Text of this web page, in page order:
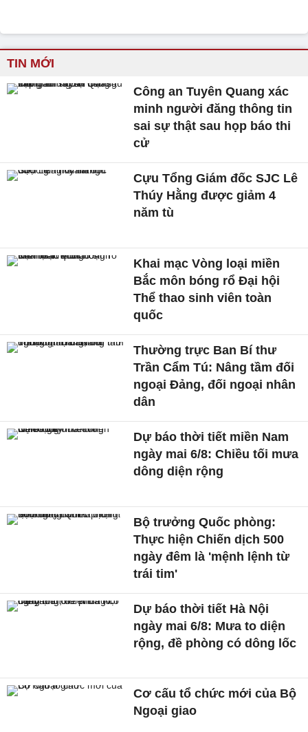
TIN MỚI
Công an Tuyên Quang xác
minh người đăng thông tin
sai sự thật sau họp báo thi
cử
Cựu Tổng Giám đốc SJC Lê
Thúy Hằng được giảm 4
năm tù
Khai mạc Vòng loại miền
Bắc môn bóng rổ Đại hội
Thể thao sinh viên toàn
quốc
Thường trực Ban Bí thư
Trần Cẩm Tú: Nâng tầm đối
ngoại Đảng, đối ngoại nhân
dân
Dự báo thời tiết miền Nam
ngày mai 6/8: Chiều tối mưa
dông diện rộng
Bộ trưởng Quốc phòng:
Thực hiện Chiến dịch 500
ngày đêm là 'mệnh lệnh từ
trái tim'
Dự báo thời tiết Hà Nội
ngày mai 6/8: Mưa to diện
rộng, đề phòng có dông lốc
Cơ cấu tổ chức mới của Bộ
Ngoại giao